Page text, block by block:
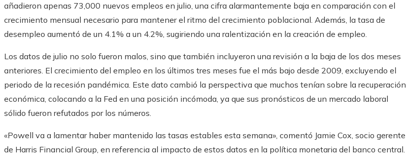
añadieron apenas 73,000 nuevos empleos en julio, una cifra alarmantemente baja en comparación con el
crecimiento mensual necesario para mantener el ritmo del crecimiento poblacional. Además, la tasa de
desempleo aumentó de un 4.1% a un 4.2%, sugiriendo una ralentización en la creación de empleo.
Los datos de julio no solo fueron malos, sino que también incluyeron una revisión a la baja de los dos meses
anteriores. El crecimiento del empleo en los últimos tres meses fue el más bajo desde 2009, excluyendo el
periodo de la recesión pandémica. Este dato cambió la perspectiva que muchos tenían sobre la recuperación
económica, colocando a la Fed en una posición incómoda, ya que sus pronósticos de un mercado laboral
sólido fueron refutados por los números.
«Powell va a lamentar haber mantenido las tasas estables esta semana», comentó Jamie Cox, socio gerente
de Harris Financial Group, en referencia al impacto de estos datos en la política monetaria del banco central.